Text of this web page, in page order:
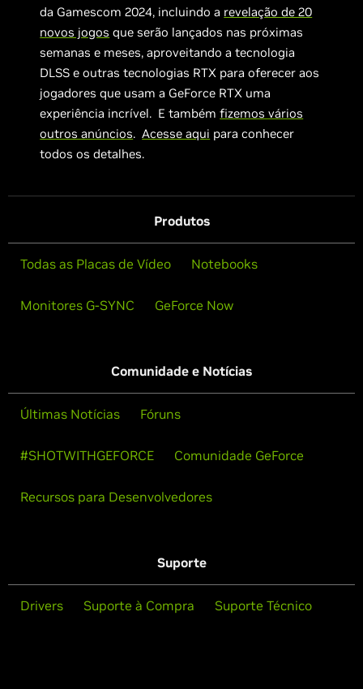
da Gamescom 2024, incluindo a revelação de 20
novos jogos que serão lançados nas próximas
semanas e meses, aproveitando a tecnologia
DLSS e outras tecnologias RTX para oferecer aos
jogadores que usam a GeForce RTX uma
experiência incrível. E tambémfizemos vários
outros anúncios.Acesse aqui para conhecer
todos os detalhes.
Produtos
Todas as Placas de Vídeo Notebooks
Monitores G-SYNC GeForce Now
Comunidade e Notícias
Últimas Notícias Fóruns
#SHOTWITHGEFORCE Comunidade GeForce
Recursos para Desenvolvedores
Suporte
Drivers Suporte à Compra Suporte Técnico